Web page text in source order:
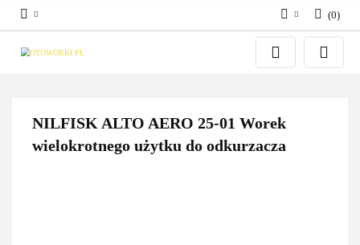
(0)
NILFISK ALTO AERO 25-01 Worek
wielokrotnego użytku do odkurzacza